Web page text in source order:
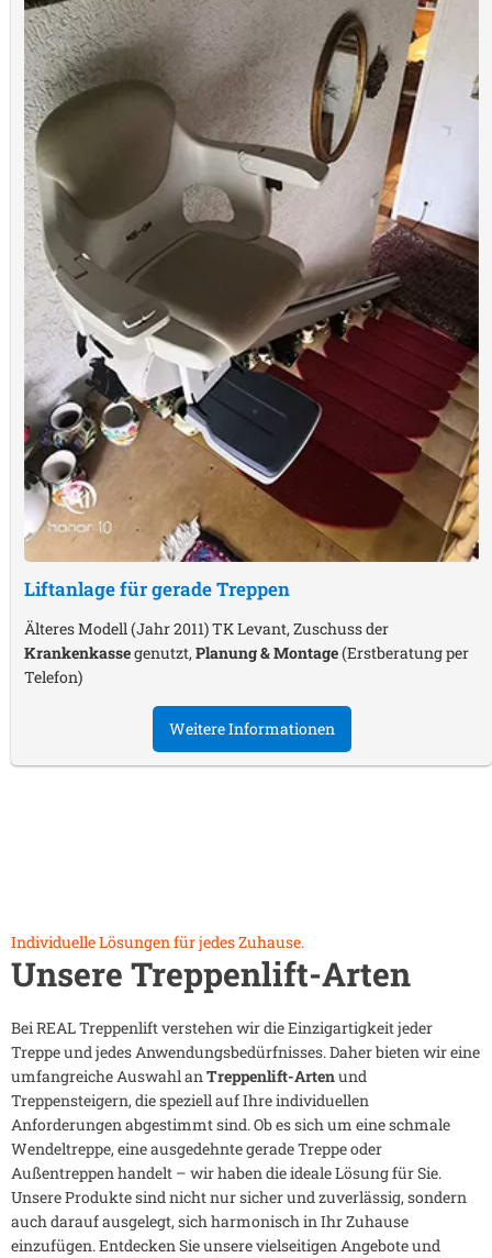
Liftanlage für gerade Treppen
Älteres Modell (Jahr 2011) TK Levant, Zuschuss der
Krankenkassegenutzt,Planung & Montage(Erstberatung per
Telefon)
Weitere Informationen
Individuelle Lösungen für jedes Zuhause.
Unsere Treppenlift-Arten
Bei REAL Treppenlift verstehen wir die Einzigartigkeit jeder
Treppe und jedes Anwendungsbedürfnisses. Daher bieten wir eine
umfangreiche Auswahl anTreppenlift-Artenund
Treppensteigern, die speziell auf Ihre individuellen
Anforderungen abgestimmt sind. Ob es sich um eine schmale
Wendeltreppe, eine ausgedehnte gerade Treppe oder
Außentreppen handelt – wir haben die ideale Lösung für Sie.
Unsere Produkte sind nicht nur sicher und zuverlässig, sondern
auch darauf ausgelegt, sich harmonisch in Ihr Zuhause
einzufügen. Entdecken Sie unsere vielseitigen Angebote und